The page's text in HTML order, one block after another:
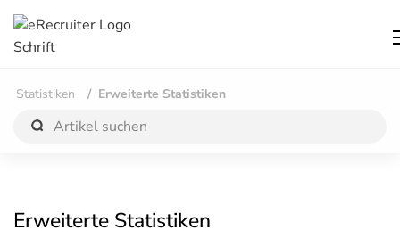
Statistiken Erweiterte Statistiken
Erweiterte Statistiken